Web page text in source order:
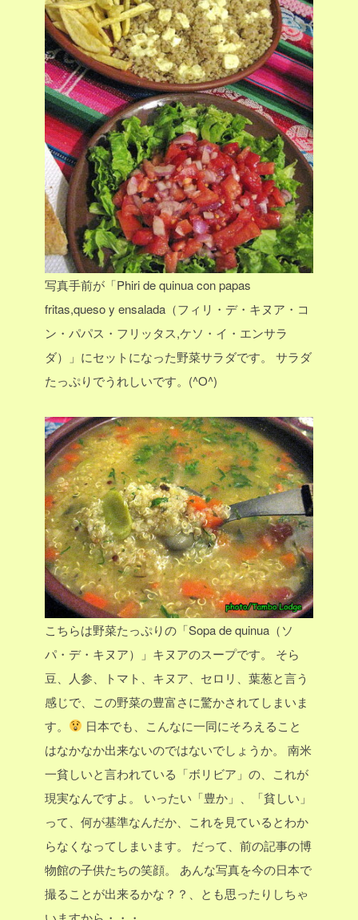
写真手前が「Phiri de quinua con papas
fritas,queso y ensalada（フィリ・デ・キヌア・コ
ン・パパス・フリッタス,ケソ・イ・エンサラ
ダ）」にセットになった野菜サラダです。
サラダ
たっぷりでうれしいです。(^O^)
こちらは野菜たっぷりの「Sopa de quinua（ソ
パ・デ・キヌア）」キヌアのスープです。
そら
豆、人参、トマト、キヌア、セロリ、葉葱と言う
感じで、この野菜の豊富さに驚かされてしまいま
す。
日本でも、こんなに一同にそろえること
はなかなか出来ないのではないでしょうか。
南米
一貧しいと言われている「ボリビア」の、これが
現実なんですよ。
いったい「豊か」、「貧しい」
って、何が基準なんだか、これを見ているとわか
らなくなってしまいます。
だって、前の記事の博
物館の子供たちの笑顔。
あんな写真を今の日本で
撮ることが出来るかな？？、とも思ったりしちゃ